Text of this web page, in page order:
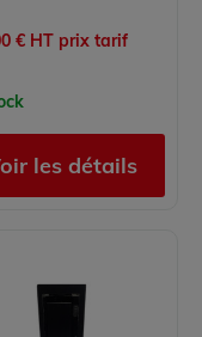
€ HT prix tarif
les détails